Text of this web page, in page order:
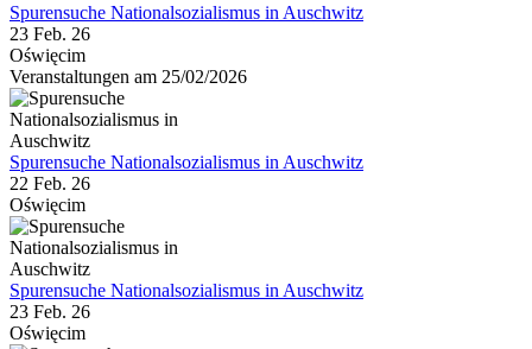
Spurensuche Nationalsozialismus in Auschwitz
23 Feb. 26
Oświęcim
Veranstaltungen am 25/02/2026
Spurensuche Nationalsozialismus in Auschwitz
22 Feb. 26
Oświęcim
Spurensuche Nationalsozialismus in Auschwitz
23 Feb. 26
Oświęcim